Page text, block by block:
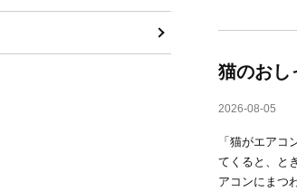
猫のおし
2026-08-05
「猫がエア
てくると、と
アコンにまつ